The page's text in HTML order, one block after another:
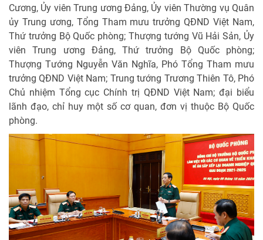
Cương, Ủy viên Trung ương Đảng, Ủy viên Thường vụ Quân
ủy Trung ương, Tổng Tham mưu trưởng QĐND Việt Nam,
Thứ trưởng Bộ Quốc phòng; Thượng tướng Vũ Hải Sản, Ủy
viên Trung ương Đảng, Thứ trưởng Bộ Quốc phòng;
Thượng Tướng Nguyễn Văn Nghĩa, Phó Tổng Tham mưu
trưởng QĐND Việt Nam; Trung tướng Trương Thiên Tô, Phó
Chủ nhiệm Tổng cục Chính trị QĐND Việt Nam; đại biểu
lãnh đạo, chỉ huy một số cơ quan, đơn vị thuộc Bộ Quốc
phòng.